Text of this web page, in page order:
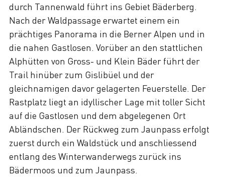
durch Tannenwald führt ins Gebiet Bäderberg.
Nach der Waldpassage erwartet einem ein
prächtiges Panorama in die Berner Alpen und in
die nahen Gastlosen. Vorüber an den stattlichen
Alphütten von Gross- und Klein Bäder führt der
Trail hinüber zum Gislibüel und der
gleichnamigen davor gelagerten Feuerstelle. Der
Rastplatz liegt an idyllischer Lage mit toller Sicht
auf die Gastlosen und dem abgelegenen Ort
Abländschen. Der Rückweg zum Jaunpass erfolgt
zuerst durch ein Waldstück und anschliessend
entlang des Winterwanderwegs zurück ins
Bädermoos und zum Jaunpass.